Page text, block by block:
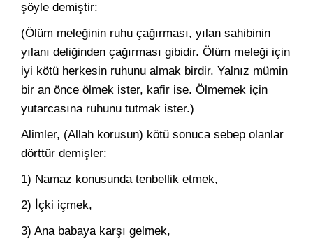
şöyle demiştir:
(Ölüm meleğinin ruhu çağırması, yılan sahibinin
yılanı deliğin­den çağırması gibidir. Ölüm meleği için
iyi kötü herkesin ruhunu almak birdir. Yalnız mümin
bir an önce ölmek ister, kafir ise. Ölme­mek için
yutarcasına ruhunu tutmak ister.)
Alimler, (Allah korusun) kötü sonuca sebep olanlar
dörttür demişler:
1) Namaz konusunda tenbellik etmek,
2) İçki içmek,
3) Ana babaya karşı gelmek,